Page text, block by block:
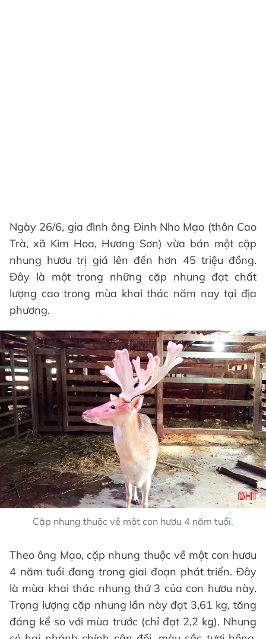
Ngày 26/6, gia đình ông Đinh Nho Mạo (thôn Cao
Trà, xã Kim Hoa, Hương Sơn) vừa bán một cặp
nhung hươu trị giá lên đến hơn 45 triệu đồng.
Đây là một trong những cặp nhung đạt chất
lượng cao trong mùa khai thác năm nay tại địa
phương.
Cặp nhung thuộc về một con hươu 4 năm tuổi.
Theo ông Mạo, cặp nhung thuộc về một con hươu
4 năm tuổi đang trong giai đoạn phát triển. Đây
là mùa khai thác nhung thứ 3 của con hươu này.
Trọng lượng cặp nhung lần này đạt 3,61 kg, tăng
đáng kể so với mùa trước (chỉ đạt 2,2 kg). Nhung